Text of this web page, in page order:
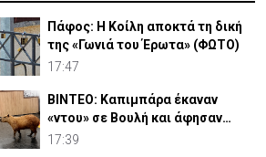
Πάφος: Η Κοίλη αποκτά τη δική
της «Γωνιά του Έρωτα» (ΦΩΤΟ)
17:47
ΒΙΝΤΕΟ: Καπιμπάρα έκαναν
«ντου» σε Βουλή και άφησαν
άφωνους βουλευτές
17:39